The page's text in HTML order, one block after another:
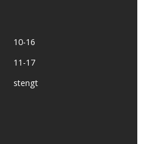
10-16
11-17
stengt